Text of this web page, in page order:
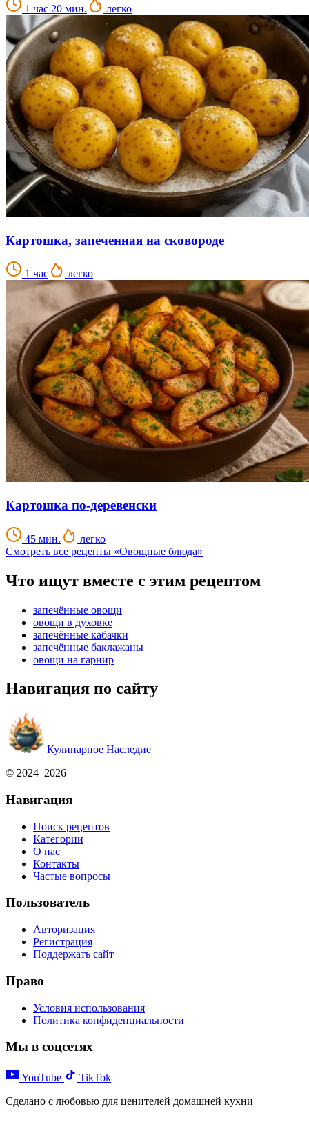
1 час 20 мин. легко
Картошка, запеченная на сковороде
1 час легко
Картошка по-деревенски
45 мин.
легко
Смотреть все рецепты «Овощные блюда»
Что ищут вместе с этим рецептом
запечённые овощи
овощи в духовке
запечённые кабачки
запечённые баклажаны
овощи на гарнир
Навигация по сайту
Кулинарное Наследие
© 2024–2026
Навигация
Поиск рецептов
Категории
О нас
Контакты
Частые вопросы
Пользователь
Авторизация
Регистрация
Поддержать сайт
Право
Условия использования
Политика конфиденциальности
Мы в соцсетях
YouTube
TikTok
Сделано с любовью для ценителей домашней кухни